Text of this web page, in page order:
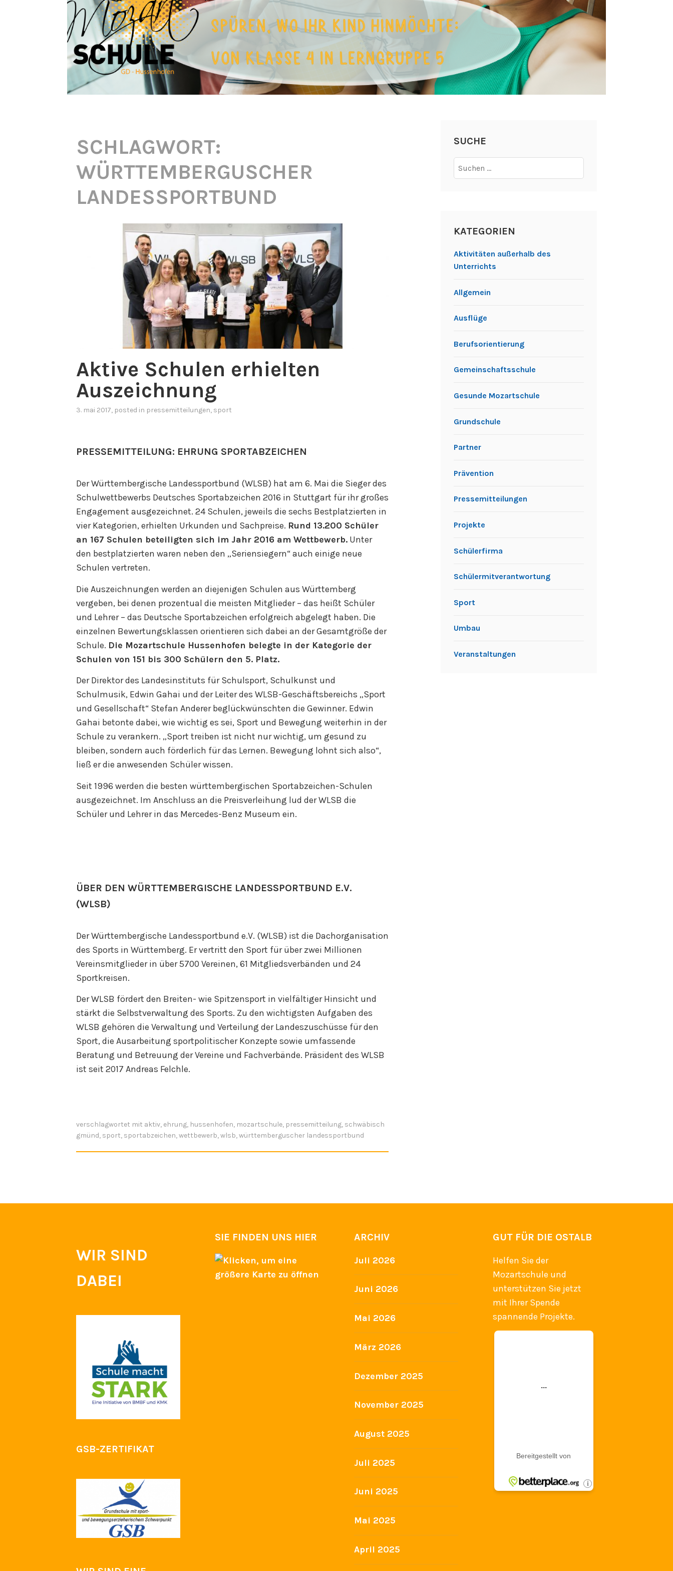
SCHLAGWORT:
WÜRTTEMBERGUSCHER
LANDESSPORTBUND
Aktive Schulen erhielten
Auszeichnung
3. mai 2017, posted in pressemitteilungen, sport
PRESSEMITTEILUNG: EHRUNG SPORTABZEICHEN
Der Württembergische Landessportbund (WLSB) hat am 6. Mai die Sieger des
Schulwettbewerbs Deutsches Sportabzeichen 2016 in Stuttgart für ihr großes
Engagement ausgezeichnet. 24 Schulen, jeweils die sechs Bestplatzierten in
vier Kategorien, erhielten Urkunden und Sachpreise. Rund 13.200 Schüler
an 167 Schulen beteiligten sich im Jahr 2016 am Wettbewerb. Unter
den bestplatzierten waren neben den „Seriensiegern“ auch einige neue
Schulen vertreten.
Die Auszeichnungen werden an diejenigen Schulen aus Württemberg
vergeben, bei denen prozentual die meisten Mitglieder – das heißt Schüler
und Lehrer – das Deutsche Sportabzeichen erfolgreich abgelegt haben. Die
einzelnen Bewertungsklassen orientieren sich dabei an der Gesamtgröße der
Schule. Die Mozartschule Hussenhofen belegte in der Kategorie der
Schulen von 151 bis 300 Schülern den 5. Platz.
Der Direktor des Landesinstituts für Schulsport, Schulkunst und
Schulmusik, Edwin Gahai und der Leiter des WLSB-Geschäftsbereichs „Sport
und Gesellschaft“ Stefan Anderer beglückwünschten die Gewinner. Edwin
Gahai betonte dabei, wie wichtig es sei, Sport und Bewegung weiterhin in der
Schule zu verankern. „Sport treiben ist nicht nur wichtig, um gesund zu
bleiben, sondern auch förderlich für das Lernen. Bewegung lohnt sich also“,
ließ er die anwesenden Schüler wissen.
Seit 1996 werden die besten württembergischen Sportabzeichen-Schulen
ausgezeichnet. Im Anschluss an die Preisverleihung lud der WLSB die
Schüler und Lehrer in das Mercedes-Benz Museum ein.
ÜBER DEN WÜRTTEMBERGISCHE LANDESSPORTBUND E.V.
(WLSB)
Der Württembergische Landessportbund e.V. (WLSB) ist die Dachorganisation
des Sports in Württemberg. Er vertritt den Sport für über zwei Millionen
Vereinsmitglieder in über 5700 Vereinen, 61 Mitgliedsverbänden und 24
Sportkreisen.
Der WLSB fördert den Breiten- wie Spitzensport in vielfältiger Hinsicht und
stärkt die Selbstverwaltung des Sports. Zu den wichtigsten Aufgaben des
WLSB gehören die Verwaltung und Verteilung der Landeszuschüsse für den
Sport, die Ausarbeitung sportpolitischer Konzepte sowie umfassende
Beratung und Betreuung der Vereine und Fachverbände. Präsident des WLSB
ist seit 2017 Andreas Felchle.
verschlagwortet mit aktiv, ehrung, hussenhofen, mozartschule, pressemitteilung, schwäbisch
gmünd, sport, sportabzeichen,wettbewerb,wlsb,württemberguscher landessportbund
SUCHE
nach:
KATEGORIEN
Aktivitäten außerhalb des
Unterrichts
Allgemein
Ausflüge
Berufsorientierung
Gemeinschaftsschule
Gesunde Mozartschule
Grundschule
Partner
Prävention
Pressemitteilungen
Projekte
Schülerfirma
Schülermitverantwortung
Sport
Umbau
Veranstaltungen
WIR SIND
DABEI
GSB-ZERTIFIKAT
SIE FINDEN UNS HIER ARCHIV
Juli 2026
Juni 2026
Mai 2026
März 2026
Dezember 2025
November 2025
August 2025
Juli 2025
Juni 2025
Mai 2025
April 2025
GUT FÜR DIE OSTALB
Helfen Sie der
Mozartschule und
unterstützen Sie jetzt
mit Ihrer Spende
spannende Projekte.